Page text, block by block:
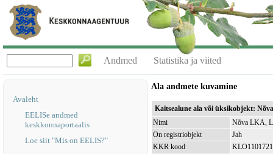
Andmed Statistika ja viited
Avaleht
EELISe andmed
keskkonnaportaalis
Loe siit "Mis on EELIS?"
Ala andmete kuvamine
Kaitsealune ala või üksikobjekt:
Nimi
Nõva LKA,
On registriobjekt
Jah
KKR kood
KLO1101721